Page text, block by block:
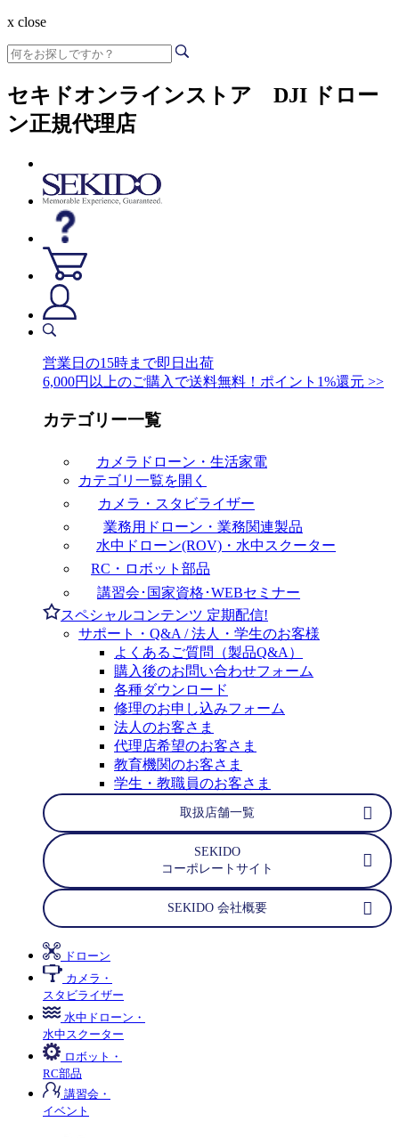
x close
セキドオンラインストア DJI ドロー
ン正規代理店
営業日の15時まで即日出荷
6,000円以上のご購入で送料無料！ポイント1%還元 >>
カテゴリー一覧
カメラドローン・生活家電
カテゴリ一覧を開く
カメラ・スタビライザー
業務用ドローン・業務関連製品
水中ドローン(ROV)・水中スクーター
RC・ロボット部品
講習会･国家資格･WEBセミナー
スペシャルコンテンツ 定期配信!
サポート・Q&A / 法人・学生のお客様
よくあるご質問（製品Q&A）
購入後のお問い合わせフォーム
各種ダウンロード
修理のお申し込みフォーム
法人のお客さま
代理店希望のお客さま
教育機関のお客さま
学生・教職員のお客さま
取扱店舗一覧
SEKIDO
コーポレートサイト
SEKIDO 会社概要
ドローン
カメラ・
スタビライザー
水中ドローン・
水中スクーター
ロボット・
RC部品
講習会・
イベント